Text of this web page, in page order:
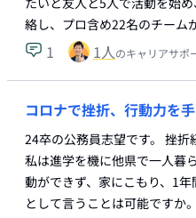
絡し、プロ含め22名のチー
1 1人のキャリアサポ
コロナで挫折、行動力を
24卒の公務員志望です。 挫折
私は進学を機に他県で一人暮
動ができず、家にこもり、1
として言うことは可能ですか